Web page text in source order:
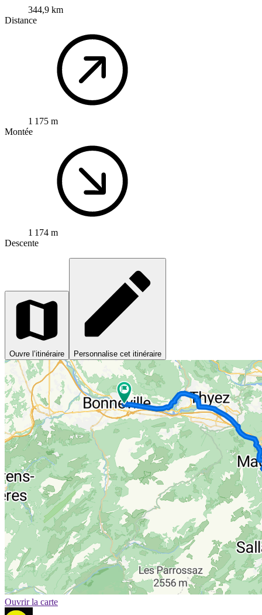
344,9 km
Distance
1 175 m
Montée
1 174 m
Descente
Ouvre l’itinéraire Personnalise cet itinéraire
Ouvrir la carte